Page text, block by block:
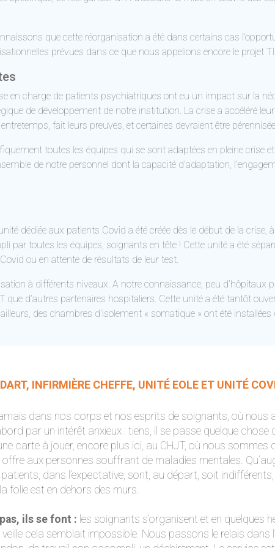
que cette réorganisation a été dans certains cas
prévues dans ce que nous appelions encore le projet
en charge de patients psychiatriques ont eu un impact sur la
de développement de notre institution. La crise a accéléré
fait leurs preuves, et certaines devraient être
toutes les équipes qui se sont adaptées en pleine crise
de notre personnel dont la capacité d’adaptation,
dédiée aux patients Covid a été créée dès le début de la crise,
par toutes les équipes, soignants en tête ! Cette unité a été
ou en attente de résultats de leur test.
à différents niveaux. A notre connaissance, peu
d’autres partenaires hospitaliers. Cette unité a été tantôt
des chambres d’isolement « somatique » ont été
INFIRMIÈRE CHEFFE, UNITÉ EOLE ET UNITÉ
dans nos corps et nos esprits de soignants, où nous
par un intérêt anxieux : tiens, il se passe quelque
carte à jouer, encore plus ici, au CHJT, où nous
aux personnes souffrant de maladies mentales.
dans l’expectative, sont, au départ, soit
folie est en dehors des murs.
ils se font : les soignants s’organisent et en quelques
cela semblait impossible. Nous passons le relais dans